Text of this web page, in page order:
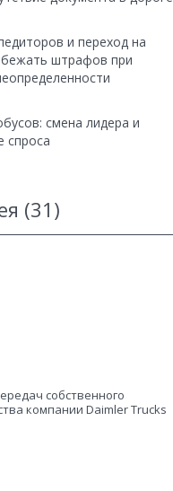
и переход на
штрафов при
смена лидера и
спроса
(31)
собственного
компании Daimler Trucks